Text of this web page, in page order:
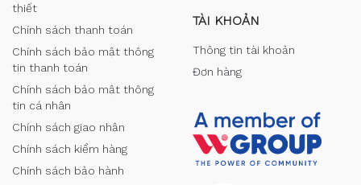
thiết
Chính sách thanh toán
Chính sách bảo mật thông
tin thanh toán
Chính sách bảo mật thông
tin cá nhân
Chính sách giao nhận
Chính sách kiểm hàng
Chính sách bảo hành
TÀI KHOẢN
Thông tin tài khoản
Đơn hàng